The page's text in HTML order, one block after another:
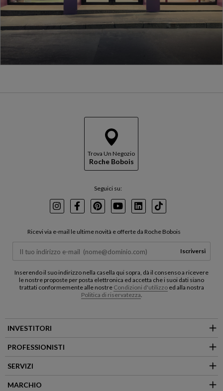
Trova Un Negozio
Roche Bobois
Seguici su:
InstagramFacebookPinterest
YoutubeLinkedInTikTok
Ricevi via e-mail le ultime novità e offerte da Roche Bobois
Iscriversi
Inserendo il suo indirizzo nella casella qui sopra, dà il consenso a ricevere
le nostre proposte per posta elettronica ed accetta che i suoi dati siano
trattati conformemente alle nostre Condizioni d'utilizzoed alla nostra
Politica di riservatezza
INVESTITORI
PROFESSIONISTI
SERVIZI
MARCHIO